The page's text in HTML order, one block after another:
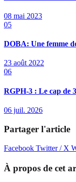
08 mai 2023
05
DOBA: Une femme
23 août 2022
06
RGPH-3 : Le cap de
06 juil. 2026
Partager l'article
Facebook Twitter / X
À propos de cet